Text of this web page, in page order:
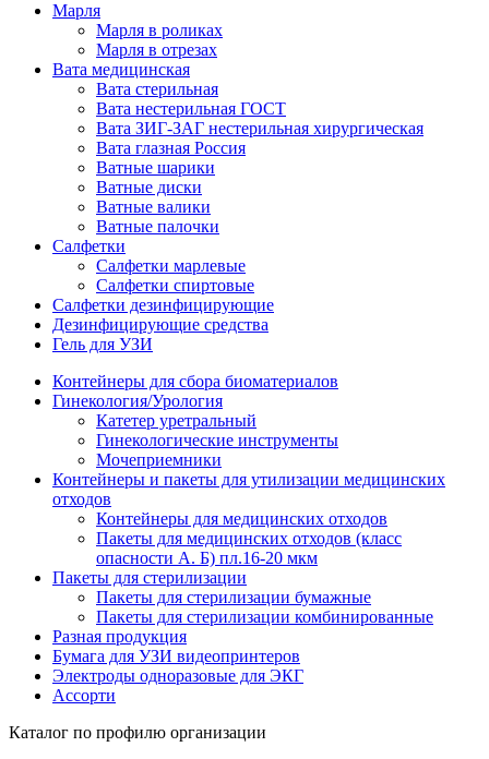
Марля
Марля в роликах
Марля в отрезах
Вата медицинская
Вата стерильная
Вата нестерильная ГОСТ
Вата ЗИГ-ЗАГ нестерильная хирургическая
Вата глазная Россия
Ватные шарики
Ватные диски
Ватные валики
Ватные палочки
Салфетки
Салфетки марлевые
Салфетки спиртовые
Салфетки дезинфицирующие
Дезинфицирующие средства
Гель для УЗИ
Контейнеры для сбора биоматериалов
Гинекология/Урология
Катетер уретральный
Гинекологические инструменты
Мочеприемники
Контейнеры и пакеты для утилизации медицинских
отходов
Контейнеры для медицинских отходов
Пакеты для медицинских отходов (класс
опасности А. Б) пл.16-20 мкм
Пакеты для стерилизации
Пакеты для стерилизации бумажные
Пакеты для стерилизации комбинированные
Разная продукция
Бумага для УЗИ видеопринтеров
Электроды одноразовые для ЭКГ
Ассорти
Каталог по профилю организации